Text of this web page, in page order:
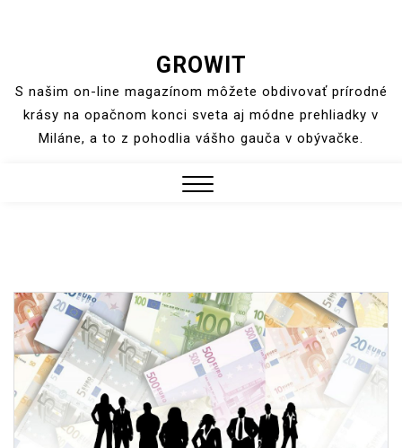
content
GROWIT
S našim on-line magazínom môžete obdivovať prírodné
krásy na opačnom konci sveta aj módne prehliadky v
Miláne, a to z pohodlia vášho gauča v obývačke.